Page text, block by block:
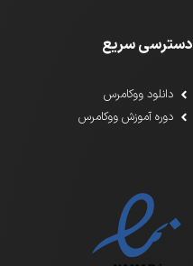
دسترسی سریع
دانلود ووکامرس
دوره آموزش ووکامرس